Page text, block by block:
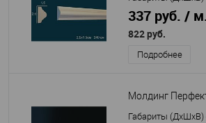
337 руб. /
822 руб.
Подробнее
Молдинг
Габариты (ДхШхВ)